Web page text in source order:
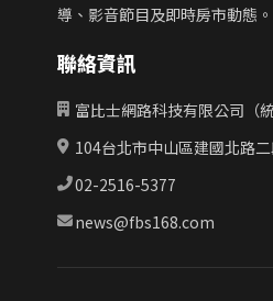
導、影音節目及即時房市動態。
聯絡資訊
富比士網路科技有限公司（
104台北市中山區建國北路
02-2516-5377
news@fbs168.com